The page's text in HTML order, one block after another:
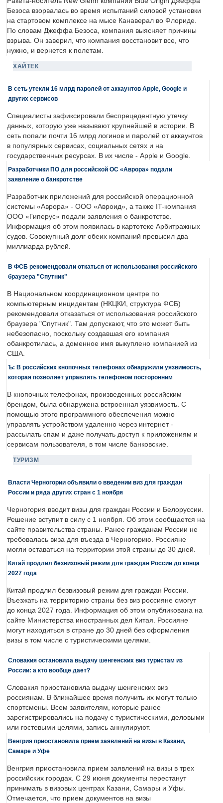
Безоса взорвалась во время испытаний силовой установки
на стартовом комплексе на мысе Канаверал во Флориде.
По словам Джеффа Безоса, компания выясняет причины
взрыва. Он заверил, что компания восстановит все, что
нужно, и вернется к полетам.
ХАЙТЕК
В сеть утекли 16 млрд паролей от аккаунтов Apple, Google и
других сервисов
Специалисты зафиксировали беспрецедентную утечку
данных, которую уже называют крупнейшей в истории. В
сеть попали почти 16 млрд логинов и паролей от аккаунтов
в популярных сервисах, социальных сетях и на
государственных ресурсах. В их числе - Apple и Google.
Разработчики ПО для российской ОС «Аврора» подали
заявление о банкротстве
Разработчик приложений для российской операционной
системы «Аврора» - ООО «Авроид», а также IT-компания
ООО «Гиперус» подали заявления о банкротстве.
Информация об этом появилась в картотеке Арбитражных
судов. Совокупный долг обеих компаний превысил два
миллиарда рублей.
В ФСБ рекомендовали откаться от использования российского
браузера "Спутник"
В Национальном координационном центре по
компьютерным инцидентам (НКЦКИ, структура ФСБ)
рекомендовали отказаться от использования российского
браузера "Спутник". Там допускают, что это может быть
небезопасно, поскольку создавшая его компания
обанкротилась, а доменное имя выкуплено компанией из
США.
Ъ: В российских кнопочных телефонах обнаружили уязвимость,
которая позволяет управлять телефоном посторонним
В кнопочных телефонах, произведенных российским
брендом, была обнаружена встроенная уязвимость. С
помощью этого программного обеспечения можно
управлять устройством удаленно через интернет -
рассылать спам и даже получать доступ к приложениям и
сервисам пользователя, в том числе банковские.
ТУРИЗМ
Власти Черногории объявили о введении виз для граждан
России и ряда других стран с 1 ноября
Черногория вводит визы для граждан России и Белоруссии.
Решение вступит в силу с 1 ноября. Об этом сообщается на
сайте правительства страны. Ранее гражданам России не
требовалась виза для въезда в Черногорию. Россияне
могли оставаться на территории этой страны до 30 дней.
Китай продлил безвизовый режим для граждан России до конца
2027 года
Китай продлил безвизовый режим для граждан России.
Въезжать на территорию страны без виз россияне смогут
до конца 2027 года. Информация об этом опубликована на
сайте Министерства иностранных дел Китая. Россияне
могут находиться в стране до 30 дней без оформления
визы в том числе с туристическими целями.
Словакия остановила выдачу шенгенских виз туристам из
России: а кто вообще дает?
Словакия приостановила выдачу шенгенских виз
россиянам. В ближайшее время получить их могут только
спортсмены. Всем заявителям, которые ранее
зарегистрировались на подачу с туристическими, деловыми
или гостевыми целями, запись аннулируют.
Венгрия приостановила прием заявлений на визы в Казани,
Самаре и Уфе
Венгрия приостановила прием заявлений на визы в трех
российских городах. С 29 июня документы перестанут
принимать в визовых центрах Казани, Самары и Уфы.
Отмечается, что прием документов на визы